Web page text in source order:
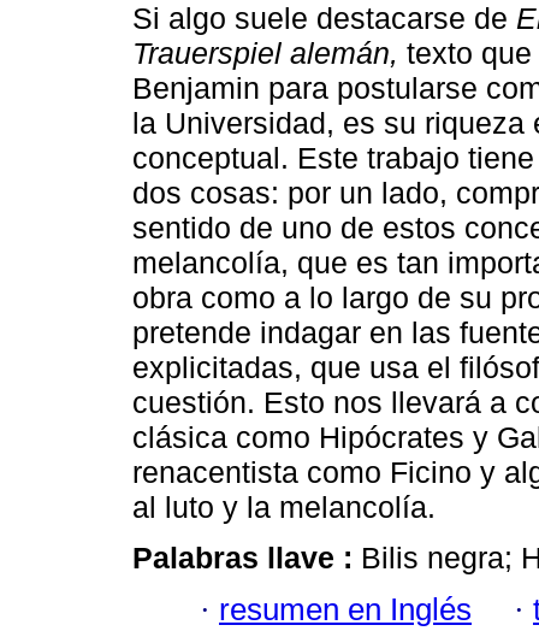
Si algo suele destacarse de
Trauerspiel alemán, texto
Benjamin para postularse
la Universidad, es su riqueza
conceptual. Este trabajo
dos cosas: por un lado,
sentido de uno de estos
melancolía, que es tan
obra como a lo largo de su
pretende indagar en las
explicitadas, que usa el
cuestión. Esto nos llevará a
clásica como Hipócrates y
renacentista como Ficino y
al luto y la melancolía.
Palabras llave : Bilis negra;
· resumen en Inglés ·